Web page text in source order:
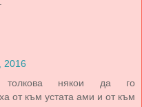
2016
някои да го
от към устата ами и от към